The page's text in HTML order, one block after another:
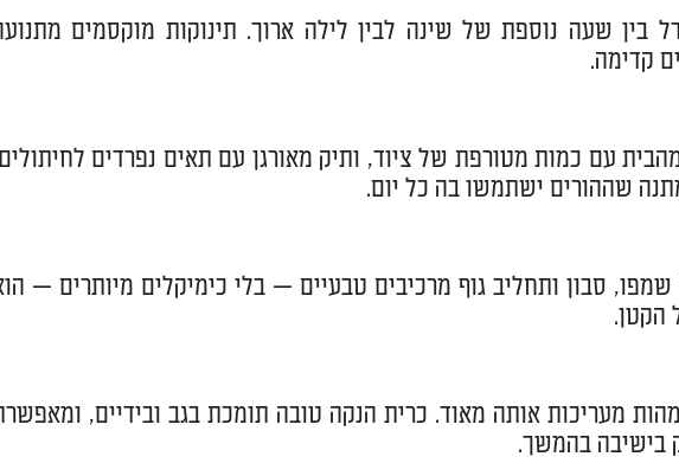
בין שעה נוספת של שינה לבין לילה ארוך. תינוקות מוקסמים
קדימה.
עם כמות מטורפת של ציוד, ותיק מאורגן עם תאים נפרדים
שההורים ישתמשו בה כל יום.
סבון ותחליב גוף מרכיבים טבעיים — בלי כימיקלים מיותרים —
הקטן.
מעריכות אותה מאוד. כרית הנקה טובה תומכת בגב ובידיים,
בישיבה בהמשך.